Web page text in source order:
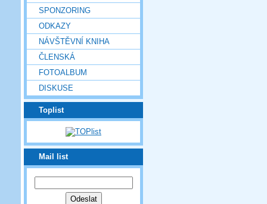
SPONZORING
ODKAZY
NÁVŠTĚVNÍ KNIHA
ČLENSKÁ
FOTOALBUM
DISKUSE
Toplist
Mail list